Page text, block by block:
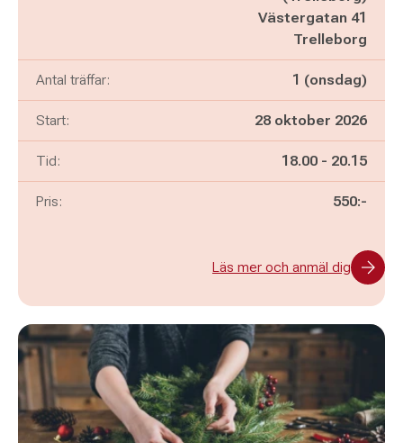
Västergatan 41
Trelleborg
Antal träffar: 1 (onsdag)
Start: 28 oktober 2026
Tid: Pågår mellan
18.00 - och
20.15
Pris: 550:-
Läs mer och anmäl dig